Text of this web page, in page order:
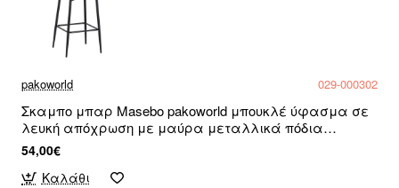
pakoworld 029-000302
Σκαμπο μπαρ Masebo pakoworld μπουκλέ ύφασμα σε
λευκή απόχρωση με μαύρα μεταλλικά πόδια
48x52x97εκ
54,00€
Καλάθι